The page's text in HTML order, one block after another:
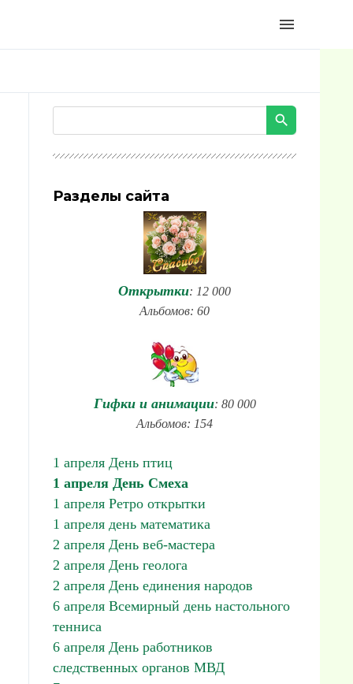
menu
Разделы сайта
Открытки: 12 000
Альбомов: 60
Гифки и анимации: 80 000
Альбомов: 154
1 апреля День птиц
1 апреля День Смеха
1 апреля Ретро открытки
1 апреля день математика
2 апреля День веб-мастера
2 апреля День геолога
2 апреля День единения народов
6 апреля Всемирный день настольного
тенниса
6 апреля День работников
следственных органов МВД